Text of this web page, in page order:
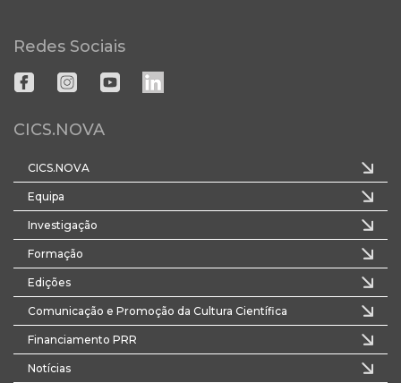
Redes Sociais
CICS.NOVA
CICS.NOVA
Equipa
Investigação
Formação
Edições
Comunicação e Promoção da Cultura Científica
Financiamento PRR
Notícias